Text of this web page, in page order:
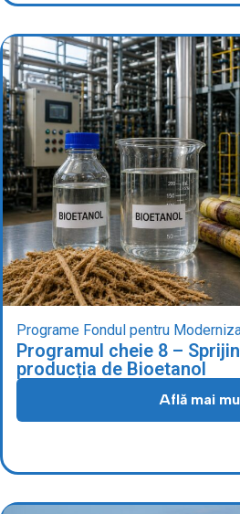
Programe Fondul pentru
Programul cheie 8 –
producția de Bioetanol
Află mai